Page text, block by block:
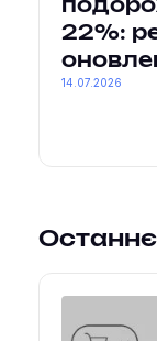
22%:
14.07.2026
Останнє